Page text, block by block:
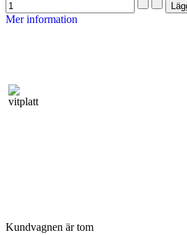
Mer information
Kundvagnen är tom